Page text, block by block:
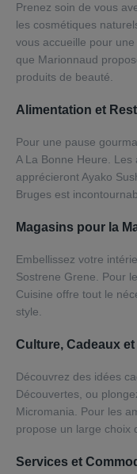
Prenez soin de vous
les cosmétiques
vous accueille pour
que Marionnaud
produits de beauté.
Alimentation et
Pour une pause
A La Bonne Heure.
apprécieront Ayako
Bruges est
Magasins pour la
Embellissez votre
Sostrene Grene. Pour
Cuisine offre tout le
style.
Culture, Cadeaux
Découvrez des idées
Découvertes, ou
Micromania. Pour les
propose un large choix
Services et